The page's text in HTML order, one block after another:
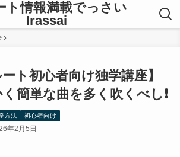
ト情報満載でっさい
Irassai
ート初心者向け独学講座】
簡単な曲を多く吹くべし❗️
方法 初心者向け
年2月5日